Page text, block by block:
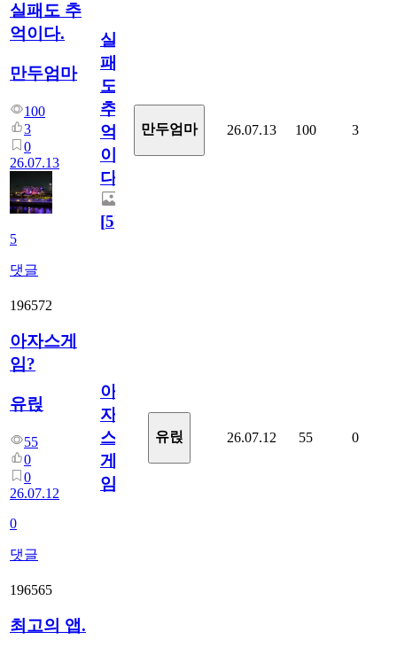
실패도 추
억이다.
만두엄마
100
3
0
26.07.13
5
댓글
실
패
도
추
억
이
다.
[5]
만두엄마 26.07.13 100 3
196572
아자스게
임?
유릱
55
0
0
26.07.12
0
댓글
아
자
스
게
임?
유릱 26.07.12 55 0
196565
최고의 앱.